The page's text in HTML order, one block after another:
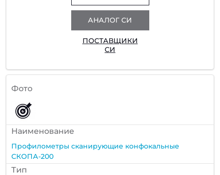
АНАЛОГ СИ
ПОСТАВЩИКИ
СИ
Фото
Наименование
Профилометры сканирующие конфокальные
СКОПА-200
Тип